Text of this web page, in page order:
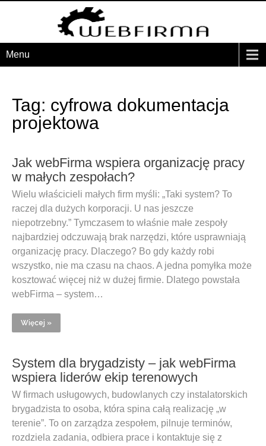
Menu
Tag: cyfrowa dokumentacja
projektowa
Jak webFirma wspiera organizację pracy
w małych zespołach?
Wielu właścicieli małych firm myśli: „Taki system? To
raczej dla dużych korporacji. U nas jeszcze
niepotrzebny.” Tymczasem to właśnie małe zespoły
najbardziej odczuwają brak narzędzi, które usprawniają
organizację pracy. Dlaczego? Bo gdy każdy robi
wszystko, nie ma czasu na chaos. A jedna pomyłka może
kosztować więcej niż w dużej firmie. Dlatego powstała
webFirma – system…
Więcej »
System dla brygadzisty – jak webFirma
wspiera liderów ekip terenowych
W firmach usługowych, budowlanych czy instalatorskich
brygadzista to osoba, która spina całą realizację „w
terenie”. To on zarządza zespołem, pilnuje terminów,
rozdziela zadania, odbiera prace i kontaktuje się z